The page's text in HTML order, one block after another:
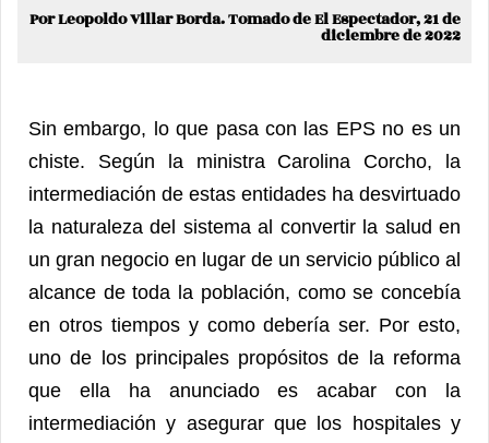
Por Leopoldo Villar Borda. Tomado de El Espectador, 21 de
diciembre de 2022
Sin embargo, lo que pasa con las EPS no es un
chiste. Según la ministra Carolina Corcho, la
intermediación de estas entidades ha desvirtuado
la naturaleza del sistema al convertir la salud en
un gran negocio en lugar de un servicio público al
alcance de toda la población, como se concebía
en otros tiempos y como debería ser. Por esto,
uno de los principales propósitos de la reforma
que ella ha anunciado es acabar con la
intermediación y asegurar que los hospitales y